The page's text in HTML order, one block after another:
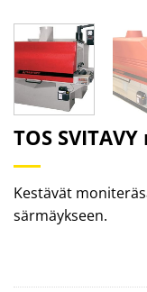
TOS
Kestävät
särmäykseen.